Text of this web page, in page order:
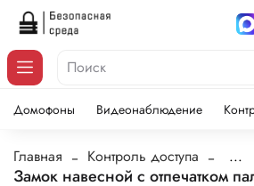
Домофоны Видеонаблюдение
Главная Контроль доступа ...
Замок навесной с отпечатком